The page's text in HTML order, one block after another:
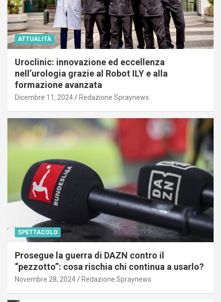
ATTUALITÀ
Uroclinic: innovazione ed eccellenza
nell’urologia grazie al Robot ILY e alla
formazione avanzata
Dicembre 11, 2024 Redazione Spraynews
SPETTACOLO
Prosegue la guerra di DAZN contro il
“pezzotto”: cosa rischia chi continua a usarlo?
Novembre 28, 2024 Redazione Spraynews